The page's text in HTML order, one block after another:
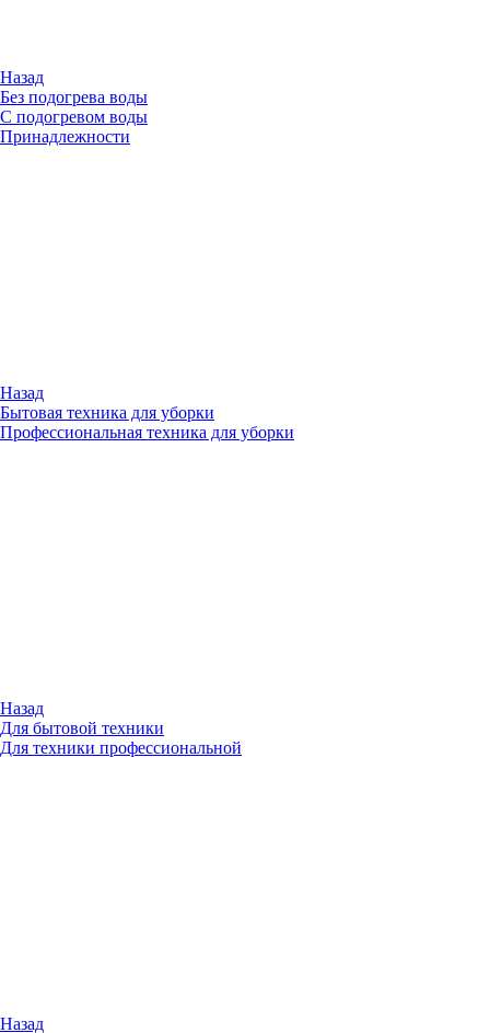
Назад
Без подогрева воды
С подогревом воды
Принадлежности
Назад
Бытовая техника для уборки
Профессиональная техника для уборки
Назад
Для бытовой техники
Для техники профессиональной
Назад